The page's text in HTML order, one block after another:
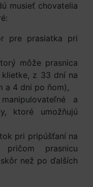
musieť chovatelia
pre prasiatka pri
môže prasnica
z 33 dní na
a 4 dni po ňom),
a
ktoré umožňujú
pri pripúšťaní na
prasnicu
než po ďalších